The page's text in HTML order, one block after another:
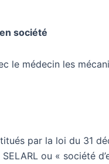
société
le médecin les
par la loi du 31
SELARL ou « société